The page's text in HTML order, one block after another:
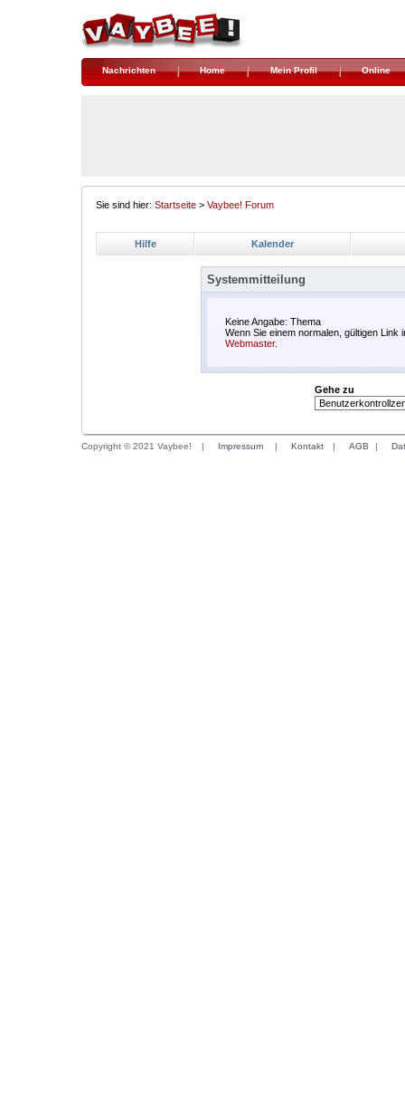
Nachrichten Home Mein Profil Online
Sie sind hier: Startseite > Vaybee! Forum
Hilfe Kalender
Systemmitteilung
Keine Angabe: Thema
Wenn Sie einem normalen, gültigen Link
Webmaster.
Gehe zu
Copyright © 2021 Vaybee! | Impressum | Kontakt | AGB |